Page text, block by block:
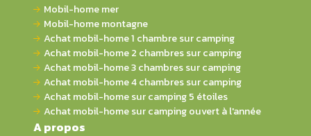
Mobil-home mer
Mobil-home montagne
Achat mobil-home 1 chambre sur camping
Achat mobil-home 2 chambres sur camping
Achat mobil-home 3 chambres sur camping
Achat mobil-home 4 chambres sur camping
Achat mobil-home sur camping 5 étoiles
Achat mobil-home sur camping ouvert à l'année
A propos